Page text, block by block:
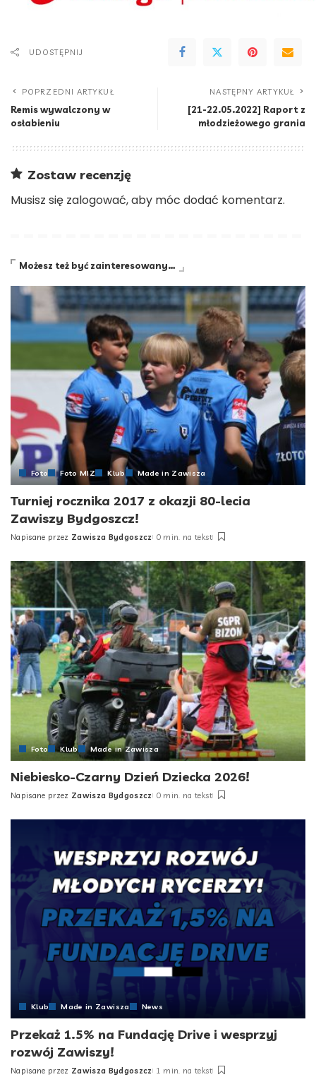
UDOSTĘPNIJ
POPRZEDNI ARTYKUŁ
Remis wywalczony w
osłabieniu
NASTĘPNY ARTYKUŁ
[21-22.05.2022] Raport z
młodzieżowego grania
Zostaw recenzję
Musisz się zalogować, aby móc dodać komentarz.
Możesz też być zainteresowany…
Foto Foto MIZ Klub Made in Zawisza
Turniej rocznika 2017 z okazji 80-lecia
Zawiszy Bydgoszcz!
Posted
Napisane przez Zawisza Bydgoszcz 0 min. na tekst
Foto Klub Made in Zawisza
Niebiesko-Czarny Dzień Dziecka 2026!
Posted
Napisane przez Zawisza Bydgoszcz 0 min. na tekst
Klub Made in Zawisza News
Przekaż 1.5% na Fundację Drive i wesprzyj
rozwój Zawiszy!
Napisane przez Zawisza Bydgoszcz 1 min. na tekst